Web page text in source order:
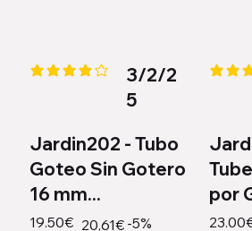
la calificación promedio es 4.2 de 5
3/2/2
5
Jardin202 - Tubo
Goteo Sin Gotero
16 mm...
19.50€ 20,61€ -5%
la
por